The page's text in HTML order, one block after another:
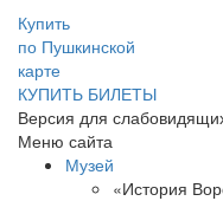
Купить
по Пушкинской
карте
КУПИТЬ БИЛЕТЫ
Версия для
Меню сайта
Музей
«История